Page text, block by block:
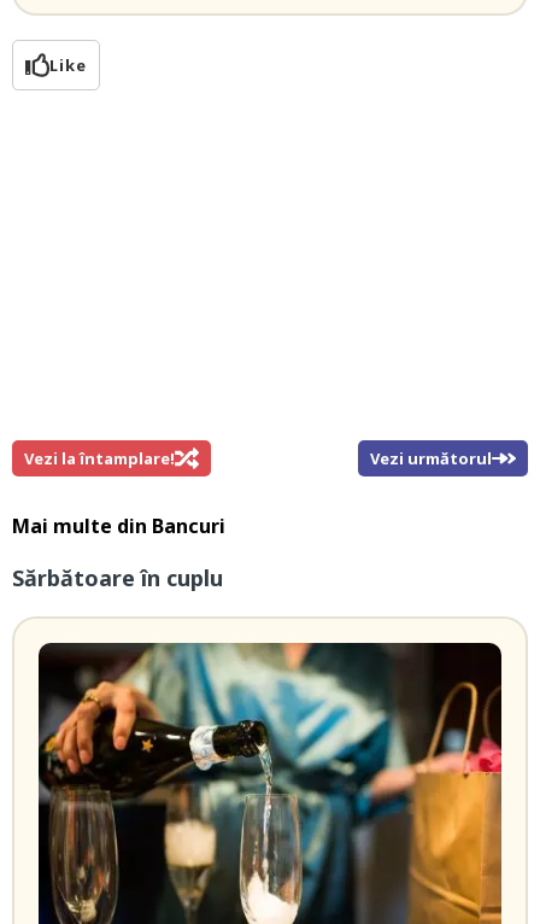
Like
Vezi la întamplare! Vezi următorul
Mai multe din Bancuri
Sărbătoare în cuplu